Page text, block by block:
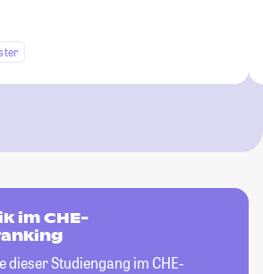
im CHE-
dieser Studiengang im CHE-